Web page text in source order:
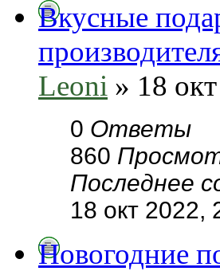
Вкусные
Leoni » 18
0 Ответы
860
Последнее
18 окт 2022,
Новогодние